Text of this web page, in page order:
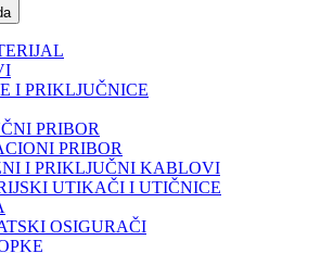
I PRIKLJUČNICE
PRIBOR
PRIBOR
I PRIKLJUČNI KABLOVI
UTIKAČI I UTIČNICE
OSIGURAČI